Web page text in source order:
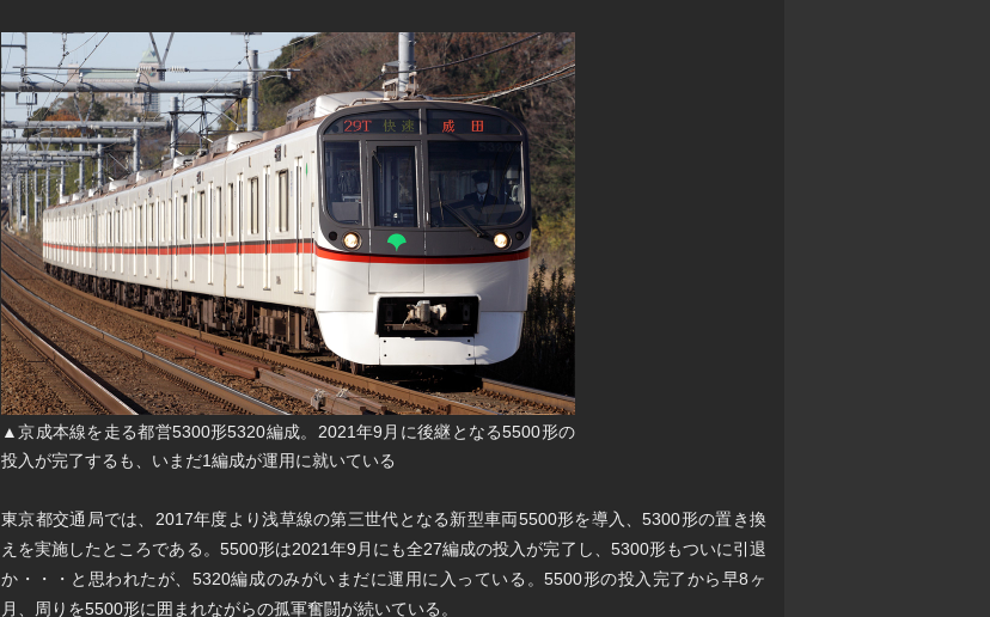
▲京成本線を走る都営5300形5320編成。2021年9月に後継となる5500形の
投入が完了するも、いまだ1編成が運用に就いている
東京都交通局では、2017年度より浅草線の第三世代となる新型車両5500形を導入、5300形の置き換
えを実施したところである。5500形は2021年9月にも全27編成の投入が完了し、5300形もついに引退
か・・・と思われたが、5320編成のみがいまだに運用に入っている。5500形の投入完了から早8ヶ
月、周りを5500形に囲まれながらの孤軍奮闘が続いている。